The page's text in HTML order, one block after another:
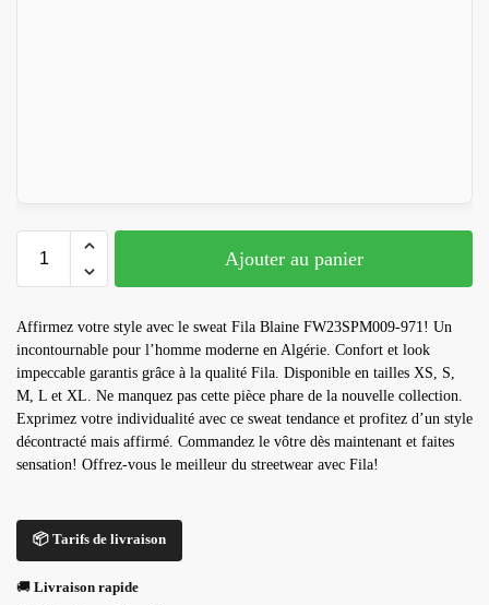
Ajouter au panier
Affirmez votre style avec le sweat Fila Blaine FW23SPM009-971! Un
incontournable pour l’homme moderne en Algérie. Confort et look
impeccable garantis grâce à la qualité Fila. Disponible en tailles XS, S,
M, L et XL. Ne manquez pas cette pièce phare de la nouvelle collection.
Exprimez votre individualité avec ce sweat tendance et profitez d’un style
décontracté mais affirmé. Commandez le vôtre dès maintenant et faites
sensation! Offrez-vous le meilleur du streetwear avec Fila!
📦 Tarifs de livraison
🚚 Livraison rapide